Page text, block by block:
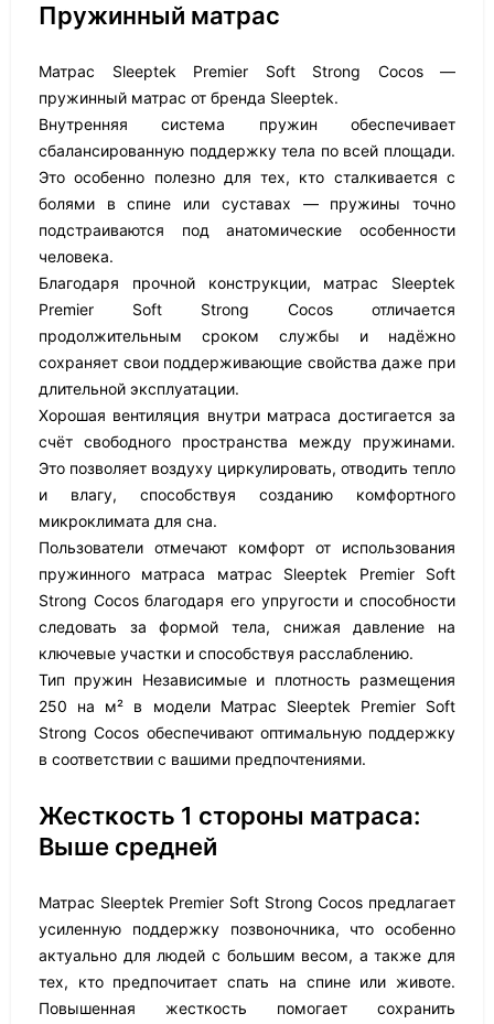
Пружинный матрас
Матрас Sleeptek Premier Soft Strong Cocos —
пружинный матрас от бренда Sleeptek.
Внутренняя система пружин обеспечивает
сбалансированную поддержку тела по всей площади.
Это особенно полезно для тех, кто сталкивается с
болями в спине или суставах — пружины точно
подстраиваются под анатомические особенности
человека.
Благодаря прочной конструкции, матрас Sleeptek
Premier Soft Strong Cocos отличается
продолжительным сроком службы и надёжно
сохраняет свои поддерживающие свойства даже при
длительной эксплуатации.
Хорошая вентиляция внутри матраса достигается за
счёт свободного пространства между пружинами.
Это позволяет воздуху циркулировать, отводить тепло
и влагу, способствуя созданию комфортного
микроклимата для сна.
Пользователи отмечают комфорт от использования
пружинного матраса матрас Sleeptek Premier Soft
Strong Cocos благодаря его упругости и способности
следовать за формой тела, снижая давление на
ключевые участки и способствуя расслаблению.
Тип пружин Независимые и плотность размещения
250 на м² в модели Матрас Sleeptek Premier Soft
Strong Cocos обеспечивают оптимальную поддержку
в соответствии с вашими предпочтениями.
Жесткость 1 стороны матраса:
Выше средней
Матрас Sleeptek Premier Soft Strong Cocos предлагает
усиленную поддержку позвоночника, что особенно
актуально для людей с большим весом, а также для
тех, кто предпочитает спать на спине или животе.
Повышенная жесткость помогает сохранить